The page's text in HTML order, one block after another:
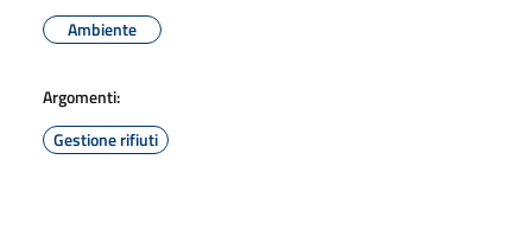
Ambiente
Argomenti:
Gestione rifiuti